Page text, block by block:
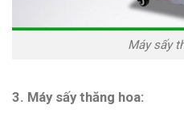
Máy sấy
3. Máy sấy thăng hoa: